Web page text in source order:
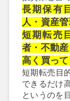
長期保有
人・資産
短期転売
者・不動産
高く買っ
短期転売目
できるだけ
というのを